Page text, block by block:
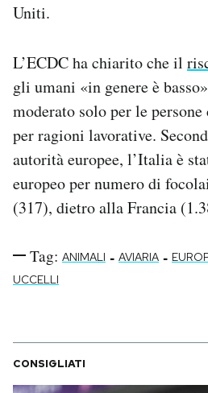
Uniti.
L’ECDC ha chiarito che il
gli umani «in genere è
moderato solo per le persone
per ragioni lavorative.
autorità europee, l’Italia è
europeo per numero di
(317), dietro alla Francia
Tag: ANIMALI - AVIARIA -
UCCELLI
CONSIGLIATI